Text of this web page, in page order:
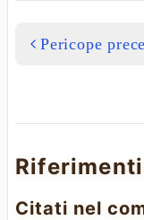
Pericope
Citati nel